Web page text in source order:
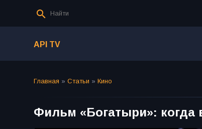
API TV
Главная » Статьи » Кино
Фильм «Богатыри»: когда